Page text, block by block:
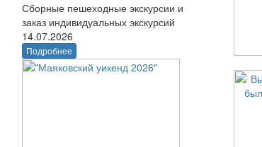
Сборные пешеходные экскурсии и
заказ индивидуальных экскурсий
14.07.2026
Подробнее